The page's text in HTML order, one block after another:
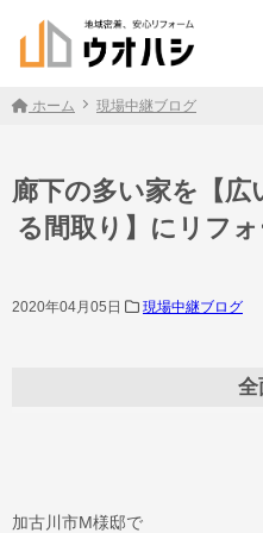
ホーム 現場中継ブログ
廊下の多い家を【
る間取り】にリフ
2020年04月05日 現場中継ブログ
全
加古川市M様邸で